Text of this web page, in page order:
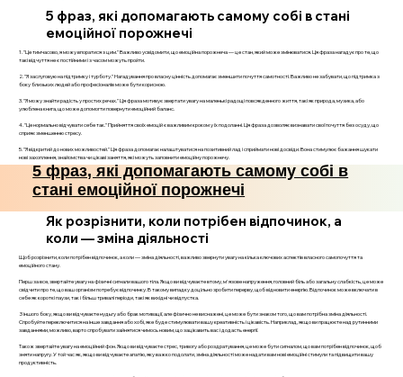
5 фраз, які допомагають самому собі в стані
емоційної порожнечі
1. "Це тимчасово, я можу впоратися з цим." Важливо усвідомити, що емоційна порожнеча — це стан, який може змінюватися. Ця фраза нагадує про те, що
такі відчуття не є постійними і з часом можуть пройти.
2. "Я заслуговую на підтримку і турботу." Нагадування про власну цінність допомагає зменшити почуття самотності. Важливо не забувати, що підтримка з
боку близьких людей або професіоналів може бути корисною.
3. "Я можу знайти радість у простих речах." Ця фраза мотивує звертати увагу на маленькі радощі повсякденного життя, такі як природа, музика, або
улюблена книга, що може допомогти повернути емоційний баланс.
4. "Це нормально відчувати себе так." Прийняття своїх емоцій є важливим кроком у їх подоланні. Ця фраза дозволяє визнавати свої почуття без осуду, що
сприяє зменшенню стресу.
5. "Я відкритий до нових можливостей." Ця фраза допомагає налаштуватися на позитивний лад і сприймати нові досвіди. Вона стимулює бажання шукати
нові захоплення, знайомства чи цікаві заняття, які можуть заповнити емоційну порожнечу.
5 фраз, які допомагають самому собі в
стані емоційної порожнечі
Як розрізнити, коли потрібен відпочинок, а
коли — зміна діяльності
Щоб розрізнити, коли потрібен відпочинок, а коли — зміна діяльності, важливо звернути увагу на кілька ключових аспектів власного самопочуття та
емоційного стану.
Перш за все, звертайте увагу на фізичні сигнали вашого тіла. Якщо ви відчуваєте втому, м'язове напруження, головний біль або загальну слабкість, це може
свідчити про те, що ваш організм потребує відпочинку. В такому випадку доцільно зробити перерву, щоб відновити енергію. Відпочинок може включати в
себе як короткі паузи, так і більш тривалі періоди, такі як вихідні чи відпустка.
З іншого боку, якщо ви відчуваєте нудьгу або брак мотивації, але фізично не виснажені, це може бути знаком того, що вам потрібна зміна діяльності.
Спробуйте переключитися на інше завдання або хобі, яке буде стимулювати вашу креативність і цікавість. Наприклад, якщо ви працюєте над рутинними
завданнями, можливо, варто спробувати зайнятися чимось новим, що зацікавить вас і додасть енергії.
Також звертайте увагу на емоційний фон. Якщо ви відчуваєте стрес, тривогу або роздратування, це може бути сигналом, що вам потрібен відпочинок, щоб
зняти напругу. У той час як, якщо ви відчуваєте апатію, яку важко подолати, зміна діяльності може надати вам нові емоційні стимули та підвищити вашу
продуктивність.